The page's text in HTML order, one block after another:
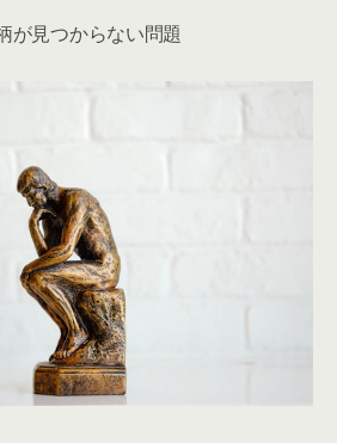
が見つからない問題